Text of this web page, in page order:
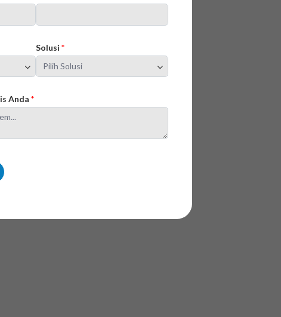
Solusi*
Anda *